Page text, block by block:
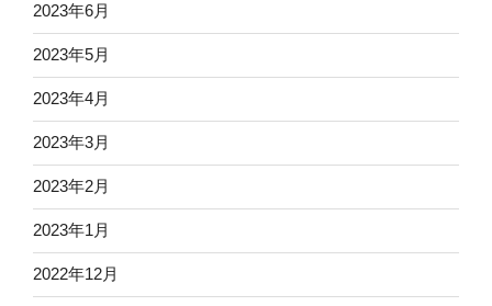
2023年6月
2023年5月
2023年4月
2023年3月
2023年2月
2023年1月
2022年12月